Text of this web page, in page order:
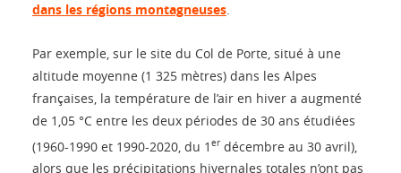
dans les régions montagneuses
Par exemple, sur le site du Col de Porte, situé à une
altitude moyenne (1 325 mètres) dans les Alpes
françaises, la température de l’air en hiver a augmenté
de 1,05 °C entre les deux périodes de 30 ans étudiées
(1960-1990 et 1990-2020, du 1 er décembre au 30 avril),
alors que les précipitations hivernales totales n’ont pas